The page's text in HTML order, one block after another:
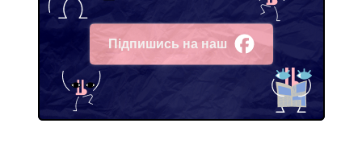
Підпишись на наш
Facebook